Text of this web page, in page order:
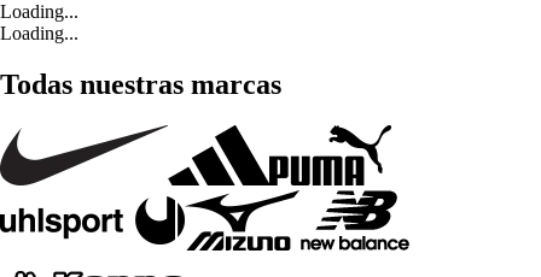
Loading...
Loading...
Todas nuestras marcas